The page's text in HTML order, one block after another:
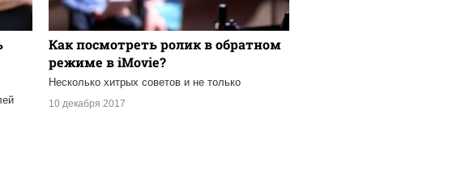
Как посмотреть ролик в обратном
режиме в iMovie?
Несколько хитрых советов и не только
10 декабря 2017